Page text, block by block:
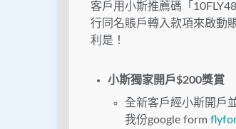
客戶用小斯推薦碼「
行同名賬戶轉入款項來啟動
利是！
小斯獨家開戶$200獎賞
全新客戶經小斯開戶
我份google form